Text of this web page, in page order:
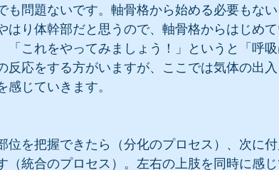
も問題ないです。軸骨格から始める必要もな
はり体幹部だと思うので、軸骨格からはじめ
「これをやってみましょう！」というと「呼
反応をする方がいますが、ここでは気体の出
じていきます。
位を把握できたら（分化のプロセス）、次に
（統合のプロセス）。左右の上肢を同時に感